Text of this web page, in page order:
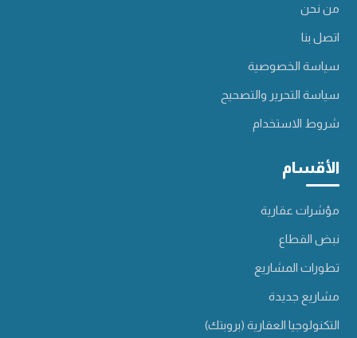
من نحن
اتصل بنا
سياسة الخصوصية
سياسة التحرير والتصحيح
شروط الاستخدام
الأقسام
مؤشرات عقارية
نبض القطاع
تطورات المشاريع
مشاريع جديدة
التكنولوجيا العقارية (بروبتك)